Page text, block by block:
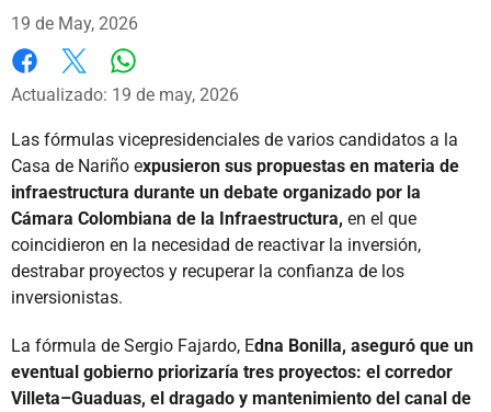
19 de May, 2026
Facebook
X
Actualizado: 19 de may, 2026
Las fórmulas vicepresidenciales de varios candidatos a la
Casa de Nariño expusieron sus propuestas en materia de
infraestructura durante un debate organizado por la
Cámara Colombiana de la Infraestructura, en el que
coincidieron en la necesidad de reactivar la inversión,
destrabar proyectos y recuperar la confianza de los
inversionistas.
La fórmula de Sergio Fajardo, Edna Bonilla, aseguró que un
eventual gobierno priorizaría tres proyectos: el corredor
Villeta–Guaduas, el dragado y mantenimiento del canal de